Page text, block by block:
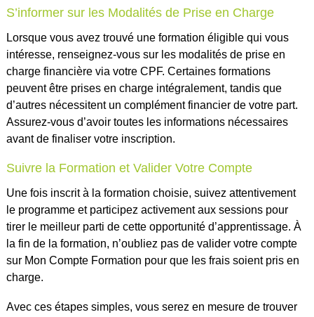
S’informer sur les Modalités de Prise en Charge
Lorsque vous avez trouvé une formation éligible qui vous
intéresse, renseignez-vous sur les modalités de prise en
charge financière via votre CPF. Certaines formations
peuvent être prises en charge intégralement, tandis que
d’autres nécessitent un complément financier de votre part.
Assurez-vous d’avoir toutes les informations nécessaires
avant de finaliser votre inscription.
Suivre la Formation et Valider Votre Compte
Une fois inscrit à la formation choisie, suivez attentivement
le programme et participez activement aux sessions pour
tirer le meilleur parti de cette opportunité d’apprentissage. À
la fin de la formation, n’oubliez pas de valider votre compte
sur Mon Compte Formation pour que les frais soient pris en
charge.
Avec ces étapes simples, vous serez en mesure de trouver